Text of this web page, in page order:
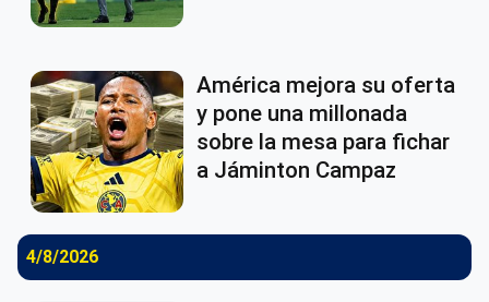
América mejora su oferta
y pone una millonada
sobre la mesa para fichar
a Jáminton Campaz
4/8/2026